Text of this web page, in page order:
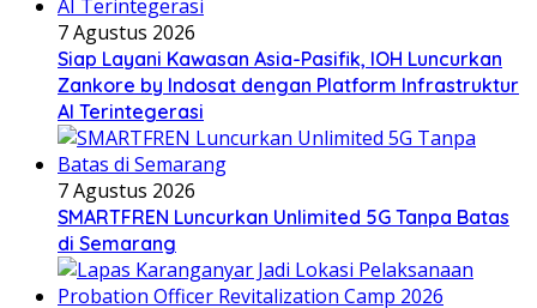
7 Agustus 2026
Siap Layani Kawasan Asia-Pasifik, IOH Luncurkan
Zankore by Indosat dengan Platform Infrastruktur
AI Terintegerasi
7 Agustus 2026
SMARTFREN Luncurkan Unlimited 5G Tanpa Batas
di Semarang